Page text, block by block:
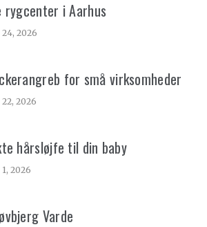
rygcenter i Aarhus
2026
for små virksomheder
2026
hårsløjfe til din baby
2026
Varde